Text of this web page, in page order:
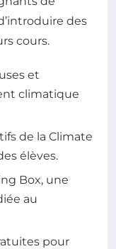
des
cours.
et
climatique
de la Climate
élèves.
Box, une
au
pour